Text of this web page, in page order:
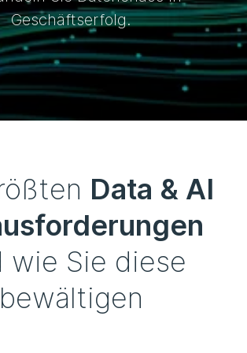
Geschäftserfolg.
Data & AI
wie Sie diese
bewältigen